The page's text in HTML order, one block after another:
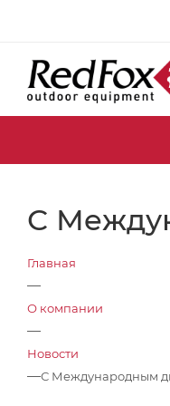
С
Главная
—
О компании
—
Новости
—С Международным